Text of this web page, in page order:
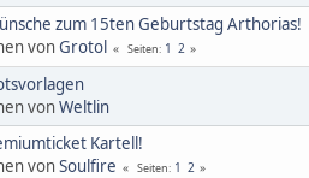
zum 15ten Geburtstag Arthorias!
vonGrotol Seiten 1 2
vonWeltlin
Kartell!
vonSoulfire Seiten 1 2